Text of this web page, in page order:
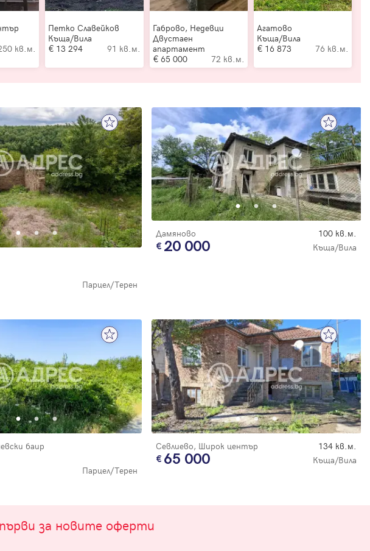
кв.м.
Петко Славейков
Къща/Вила
13 294
91 кв.м.
Габрово, Недевци
Двустаен
апартамент
65 000
72 кв.м.
Агатово
Къща/Вила
16 873
76 кв.м.
Парцел/Терен
Дамяново 100 кв.м.
20 000 Къща/Вила
баир
Парцел/Терен
Севлиево, Широк център 134 кв.м.
65 000 Къща/Вила
за новите оферти